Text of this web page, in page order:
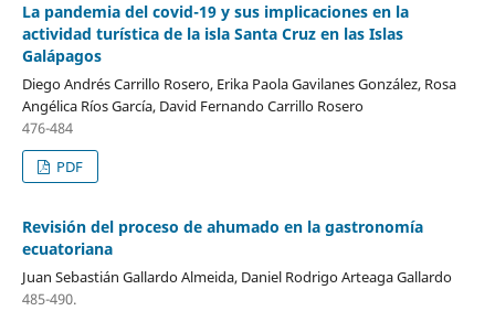
La pandemia del covid-19 y sus implicaciones en la
actividad turística de la isla Santa Cruz en las Islas
Galápagos
Diego Andrés Carrillo Rosero, Erika Paola Gavilanes González, Rosa
Angélica Ríos García, David Fernando Carrillo Rosero
476-484
PDF
Revisión del proceso de ahumado en la gastronomía
ecuatoriana
Juan Sebastián Gallardo Almeida, Daniel Rodrigo Arteaga Gallardo
485-490.